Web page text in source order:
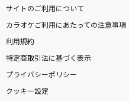
サイトのご利用について
カラオケご利用にあたっての注意事項
利用規約
特定商取引法に基づく表示
プライバシーポリシー
クッキー設定